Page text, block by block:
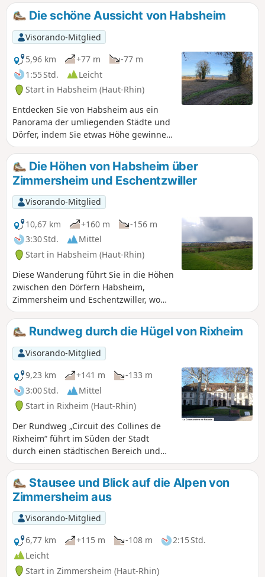
Die schöne Aussicht von Habsheim
Visorando-Mitglied
5,96 km
+77 m
-77 m
1:55 Std.
Leicht
Start in Habsheim (Haut-Rhin)
Entdecken Sie von Habsheim aus ein
Panorama der umliegenden Städte und
Dörfer, indem Sie etwas Höhe gewinnen!
Beenden Sie die Tour mit einem kleinen
Rundgang durch das Zentrum von
Habsheim und anschließend durch
charmante Wohnsiedlungen.
Die Höhen von Habsheim über
Zimmersheim und Eschentzwiller
Visorando-Mitglied
10,67 km
+160 m
-156 m
3:30 Std.
Mittel
Start in Habsheim (Haut-Rhin)
Diese Wanderung führt Sie in die Höhen
zwischen den Dörfern Habsheim,
Zimmersheim und Eschentzwiller, wo
Sie schöne Ausblicke genießen können,
mit kurzen Abstechern in die
charmanten Wohnsiedlungen dieser
drei Dörfer.
Rundweg durch die Hügel von Rixheim
Visorando-Mitglied
9,23 km
+141 m
-133 m
3:00 Std.
Mittel
Start in Rixheim (Haut-Rhin)
Der Rundweg „Circuit des Collines de
Rixheim“ führt im Süden der Stadt
durch einen städtischen Bereich und
verläuft dann durch die Landschaft und
Obstgärten auf den Anhöhen, die die
elsässische Ebene überragen, und
bietet schöne Ausblicke auf den Hardter
Wald, den Schwarzwald, das Jura, die
Vogesen und bei klarem Wetter auf die
Gipfel der Schweizer Alpen. Die
gesamte Route ist vom Club-Vosgien mit
dem „Roten Ring“ markiert.
Stausee und Blick auf die Alpen von
Zimmersheim aus
Visorando-Mitglied
6,77 km
+115 m -108 m
2:15 Std.
Leicht
Start in Zimmersheim (Haut-Rhin)